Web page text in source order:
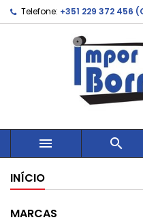
Telefone: +351 229 372
 
INÍCIO
MARCAS